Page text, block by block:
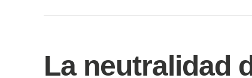
La neutralidad